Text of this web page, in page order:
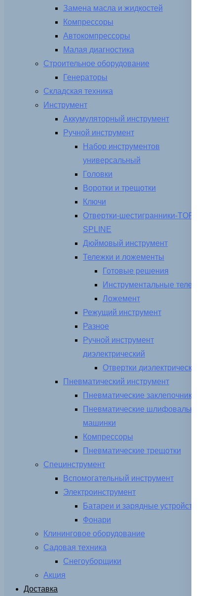
Замена масла и жидкостей
Компрессоры
Автокомпрессоры
Малая диагностика
Строительное оборудование
Генераторы
Складская техника
Инструмент
Аккумуляторный инструмент
Ручной инструмент
Набор инструментов
универсальный
Головки
Воротки и трещотки
Ключи
Отвертки-шестигранники-TORX-
SPLINE
Дюймовый инструмент
Тележки и ложементы
Готовые решения
Инструментальные тележки
Ложемент
Режущий инструмент
Разное
Ручной инструмент
диэлектрический
Отвертки диэлектрические
Пневматический инструмент
Пневматические заклепочники
Пневматические шлифовальные
машинки
Компрессоры
Пневматические трещотки
Специнструмент
Вспомогательный инструмент
Электроинструмент
Батареи и зарядные устройства
Фонари
Клининговое оборудование
Садовая техника
Снегоуборщики
Акция
Доставка